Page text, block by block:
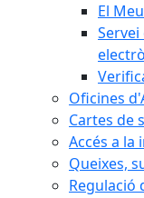
El
Oficines
Cartes de
Accés a
Queixes,
Regulació